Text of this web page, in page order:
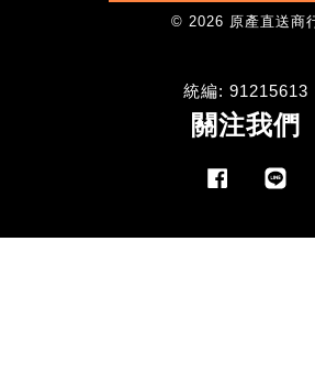
© 2026 原產直送商
統編: 91215613
關注我們
Facebook